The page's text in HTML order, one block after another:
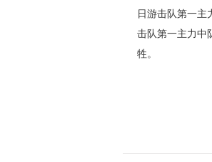
日游击队第一主
击队第一主力中
牲。